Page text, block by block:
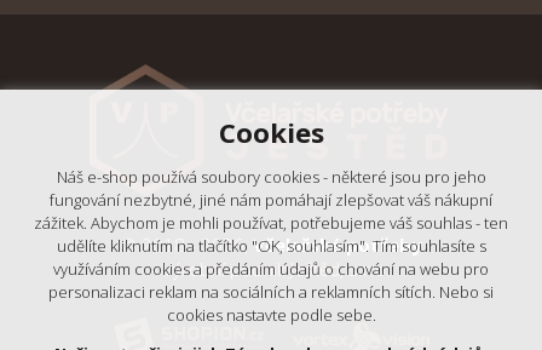
© 2018 - 2026, Včelařské potřeby
- Výrobní podnik Ještěd, s.r.o.
Cookies
Náš e-shop používá soubory cookies - některé jsou pro jeho
fungování nezbytné, jiné nám pomáhají zlepšovat váš nákupní
zážitek. Abychom je mohli používat, potřebujeme váš souhlas - ten
udělíte kliknutím na tlačítko "OK, souhlasím". Tím souhlasíte s
využíváním cookies a předáním údajů o chování na webu pro
personalizaci reklam na sociálních a reklamních sítích. Nebo si
cookies nastavte podle sebe.